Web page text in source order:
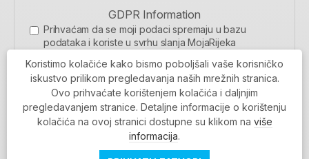
GDPR Information
Prihvaćam da se moji podaci spremaju u bazu
podataka i koriste u svrhu slanja MojaRijeka
MOJARIJEKA NEWSLETTER
PRIJAVI SE
Koristimo kolačiće kako bismo poboljšali vaše korisničko
iskustvo prilikom pregledavanja naših mrežnih stranica.
Ovo prihvaćate korištenjem kolačića i daljnjim
pregledavanjem stranice. Detaljne informacije o korištenju
kolačića na ovoj stranici dostupne su klikom na više
informacija.